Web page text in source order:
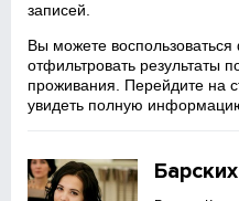
записей.
Вы можете
отфильтровать результаты
проживания. Перейдите на
увидеть полную